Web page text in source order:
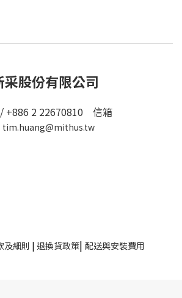
采股份有限公司
+886 2 22670810 信箱
tim.huang@mithus.tw
及細則 | 退換貨政策| 配送與安裝費用